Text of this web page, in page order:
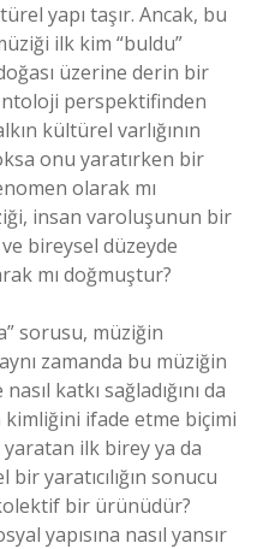
yapı taşır. Ancak, bu
ilk kim “buldu”
üzerine derin bir
perspektifinden
kültürel varlığının
onu yaratırken bir
olarak mı
insan varoluşunun bir
bireysel düzeyde
mı doğmuştur?
sorusu, müziğin
zamanda bu müziğin
katkı sağladığını da
ifade etme biçimi
ilk birey ya da
yaratıcılığın sonucu
bir ürünüdür?
yapısına nasıl yansır